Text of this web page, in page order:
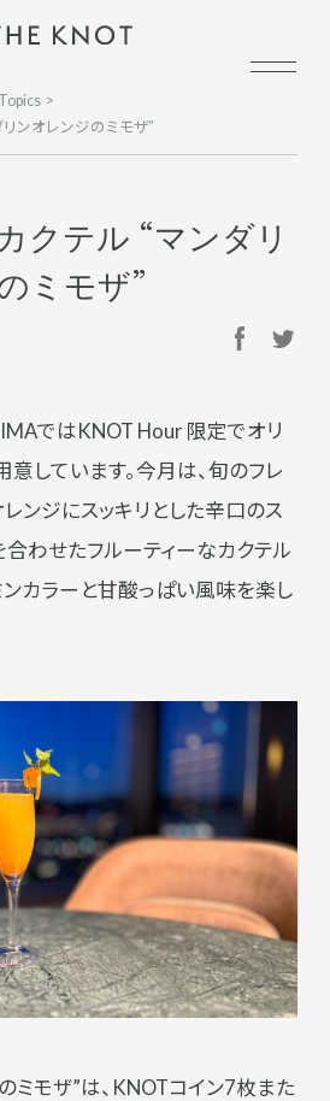
ンオレンジのミモザ”
クテル “マンダリ
ミモザ”
ではKNOT Hour 限定でオリ
しています。今月は、旬のフレ
ンジにスッキリとした辛口のス
合わせたフルーティーなカクテル
ンカラーと甘酸っぱい風味を楽し
ミモザ”は、KNOTコイン7枚また